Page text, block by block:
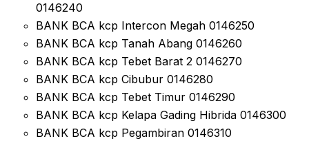
0146240
BANK BCA kcp Intercon Megah 0146250
BANK BCA kcp Tanah Abang 0146260
BANK BCA kcp Tebet Barat 2 0146270
BANK BCA kcp Cibubur 0146280
BANK BCA kcp Tebet Timur 0146290
BANK BCA kcp Kelapa Gading Hibrida 0146300
BANK BCA kcp Pegambiran 0146310